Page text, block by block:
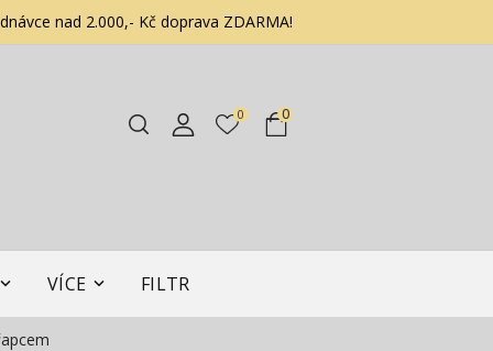
nad 2.000,- Kč doprava ZDARMA!
0
0
VÍCE FILTR